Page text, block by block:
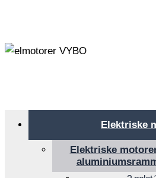
Elektriske
Elektriske